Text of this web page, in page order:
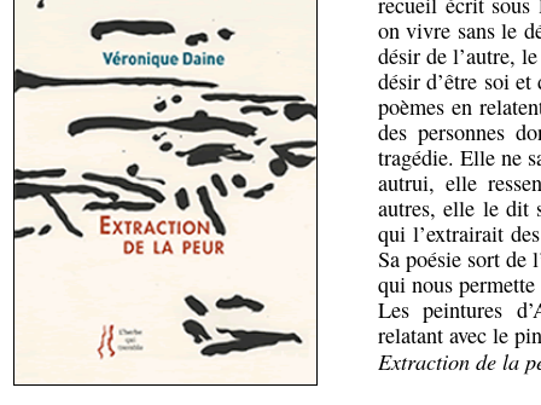
on vivre sans le
désir de l’autre,
désir d’être soi et
poèmes en
des personnes
tragédie. Elle ne
autrui, elle
autres, elle le dit
qui l’extrairait
Sa poésie sort de
qui nous
Les peintures
relatant avec le
Extraction de la